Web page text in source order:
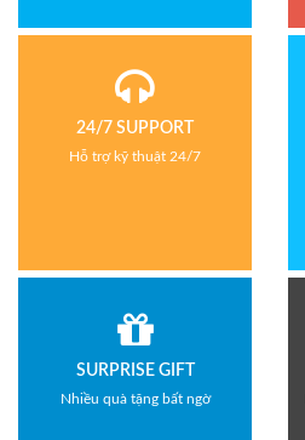
24/7 SUPPORT
Hỗ trợ kỹ thuật 24/7
SURPRISE GIFT
Nhiều quà tặng bất ngờ